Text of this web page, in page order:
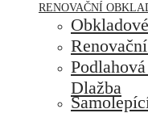
RENOVAČNÍ
Dlažba